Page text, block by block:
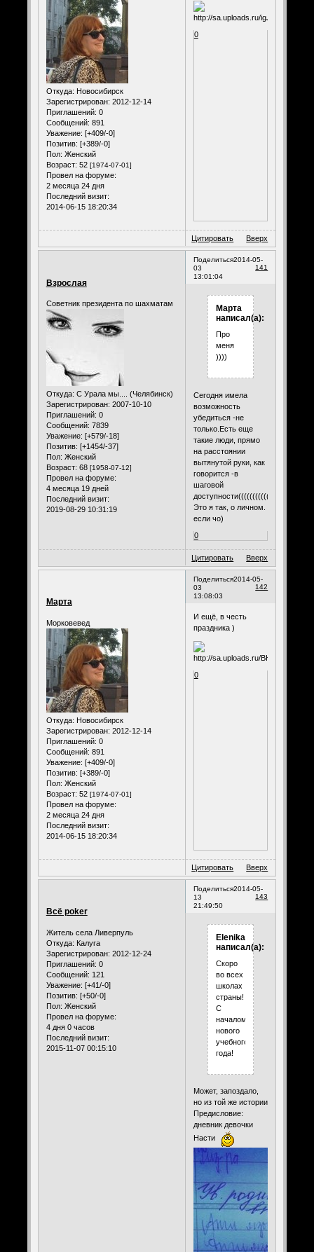
Откуда: Новосибирск
Зарегистрирован: 2012-12-14
Приглашений: 0
Сообщений: 891
Уважение: [+409/-0]
Позитив: [+389/-0]
Пол: Женский
Возраст: 52 [1974-07-01]
Провел на форуме:
2 месяца 24 дня
Последний визит:
2014-06-15 18:20:34
0
Цитировать Вверх
Поделиться
141
2014-05-
03
13:01:04
Взрослая
Советник президента по шахматам
Откуда: С Урала мы.... (Челябинск)
Зарегистрирован: 2007-10-10
Приглашений: 0
Сообщений: 7839
Уважение: [+579/-18]
Позитив: [+1454/-37]
Пол: Женский
Возраст: 68 [1958-07-12]
Провел на форуме:
4 месяца 19 дней
Последний визит:
2019-08-29 10:31:19
Марта
написал(а):
Про
меня
))))
Сегодня имела
возможность
убедиться -не
только.Есть еще
такие люди, прямо
на расстоянии
вытянутой руки, как
говорится -в
шаговой
доступности((((((((((((
Это я так, о личном.
если чо)
0
Цитировать Вверх
Поделиться
142
2014-05-
03
13:08:03
Марта
Морковевед
Откуда: Новосибирск
Зарегистрирован: 2012-12-14
Приглашений: 0
Сообщений: 891
Уважение: [+409/-0]
Позитив: [+389/-0]
Пол: Женский
Возраст: 52 [1974-07-01]
Провел на форуме:
2 месяца 24 дня
Последний визит:
2014-06-15 18:20:34
И ещё, в честь
праздника )
0
Цитировать Вверх
Поделиться
143
2014-05-
13
21:49:50
Всё poker
Житель села Ливерпуль
Откуда: Калуга
Зарегистрирован: 2012-12-24
Приглашений: 0
Сообщений: 121
Уважение: [+41/-0]
Позитив: [+50/-0]
Пол: Женский
Провел на форуме:
4 дня 0 часов
Последний визит:
2015-11-07 00:15:10
Elenika
написал(а):
Скоро
во всех
школах
страны!
С
началом
нового
учебного
года!
Может, запоздало,
но из той же истории
Предисловие:
дневник девочки
Насти